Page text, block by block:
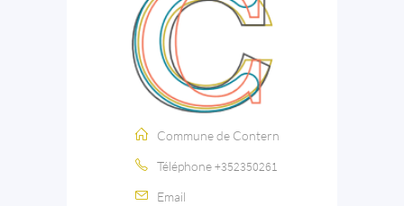
Commune de Contern
Téléphone+352350261
Email